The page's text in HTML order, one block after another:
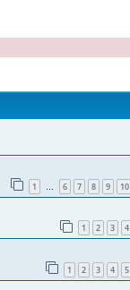
1 … 6 7 8 9 10
1 2 3 4
1 2 3 4 5